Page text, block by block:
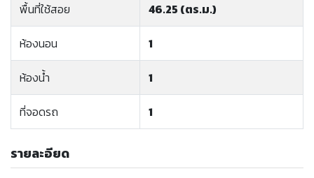
พื้นที่ใช้สอย 46.25 (ตร.ม.)
ห้องนอน 1
ห้องน้ำ 1
ที่จอดรถ 1
รายละอียด